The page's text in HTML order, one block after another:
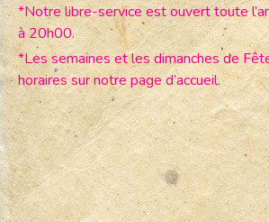
*Notre libre-service est ouvert toute
à 20h00.
*Les semaines et les dimanches de
horaires sur notre page d’accueil.